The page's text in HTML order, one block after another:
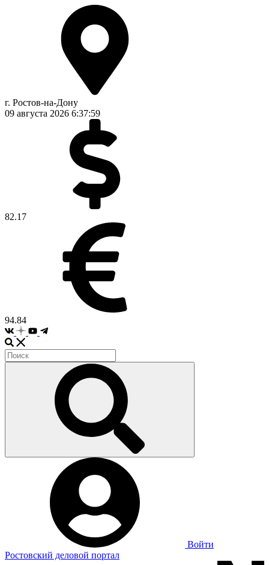
г. Ростов-на-Дону
09 августа 2026 6:38:00
82.17
94.84
Войти
Ростовский деловой портал